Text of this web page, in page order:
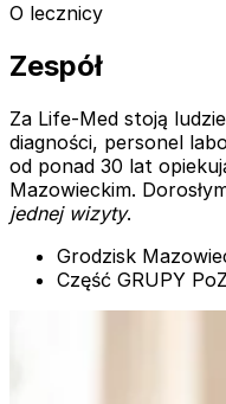
O lecznicy
Zespół
Za Life-Med stoją
diagności, personel
od ponad 30 lat
Mazowieckim.
jednej wizyty.
Grodzisk
Część GRUPY